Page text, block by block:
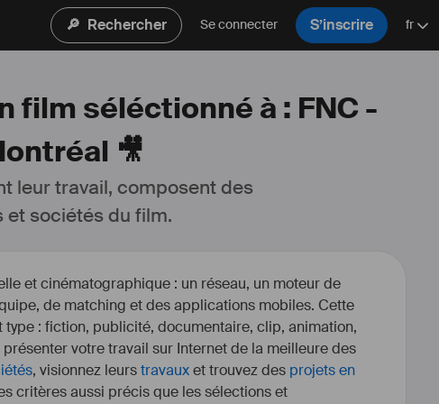
🔎 Rechercher Se connecter S’inscrire fr
film séléctionné à : FNC -
🎥
leur travail, composent des
et sociétés du film.
et cinématographique : un réseau, un moteur de
de matching et des applications mobiles. Cette
: fiction, publicité, documentaire, clip, animation,
présenter votre travail sur Internet de la meilleure des
, visionnez leurstravauxet trouvez des projets en
critères aussi précis que les sélections et